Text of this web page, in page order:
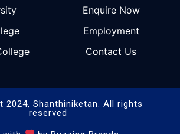
Enquire Now
Employment
Contact Us
2024, Shanthiniketan. All rights
reserved